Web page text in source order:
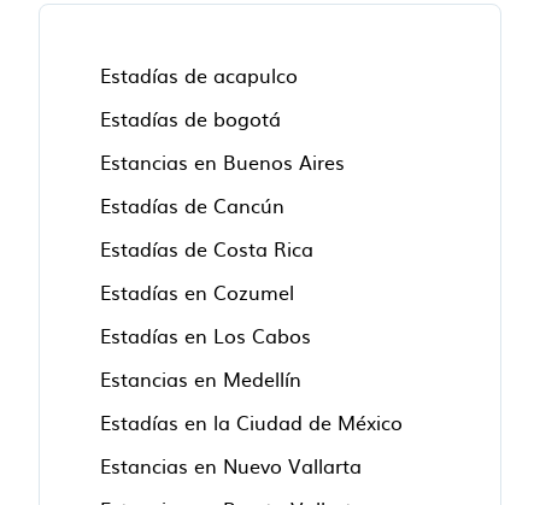
Estadías de acapulco
Estadías de bogotá
Estancias en Buenos Aires
Estadías de Cancún
Estadías de Costa Rica
Estadías en Cozumel
Estadías en Los Cabos
Estancias en Medellín
Estadías en la Ciudad de México
Estancias en Nuevo Vallarta